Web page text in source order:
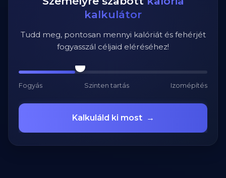
kalkulátor
Tudd meg, pontosan mennyi kalóriát és fehérjét
fogyasszál céljaid eléréséhez!
Fogyás Szinten tartás Izomépítés
Kalkuláld ki most →